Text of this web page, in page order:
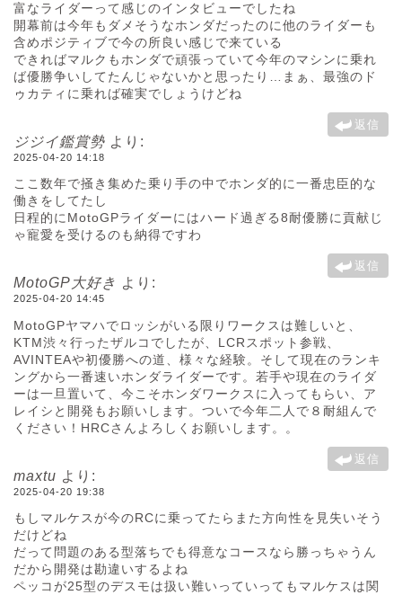
富なライダーって感じのインタビューでしたね
開幕前は今年もダメそうなホンダだったのに他のライダーも
含めポジティブで今の所良い感じで来ている
できればマルクもホンダで頑張っていて今年のマシンに乗れ
ば優勝争いしてたんじゃないかと思ったり…まぁ、最強のド
ゥカティに乗れば確実でしょうけどね
返信
ジジイ鑑賞勢 より:
2025-04-20 14:18
ここ数年で掻き集めた乗り手の中でホンダ的に一番忠臣的な
働きをしてたし
日程的にMotoGPライダーにはハード過ぎる8耐優勝に貢献じ
ゃ寵愛を受けるのも納得ですわ
返信
MotoGP大好き より:
2025-04-20 14:45
MotoGPヤマハでロッシがいる限りワークスは難しいと、
KTM渋々行ったザルコでしたが、LCRスポット参戦、
AVINTEAや初優勝への道、様々な経験。そして現在のランキ
ングから一番速いホンダライダーです。若手や現在のライダ
ーは一旦置いて、今こそホンダワークスに入ってもらい、ア
レイシと開発もお願いします。ついで今年二人で８耐組んで
ください！HRCさんよろしくお願いします。。
返信
maxtu より:
2025-04-20 19:38
もしマルケスが今のRCに乗ってたらまた方向性を見失いそう
だけどね
だって問題のある型落ちでも得意なコースなら勝っちゃうん
だから開発は勘違いするよね
ペッコが25型のデスモは扱い難いっていってもマルケスは関